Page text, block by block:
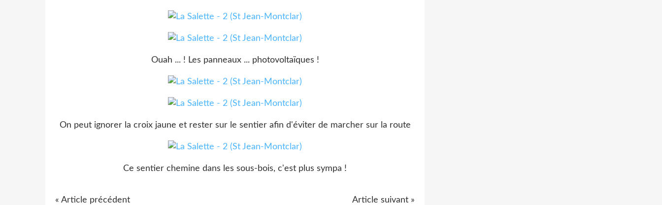
Ouah ... ! Les panneaux ... photovoltaïques !
On peut ignorer la croix jaune et rester sur le sentier afin d'éviter de marcher sur la route
Ce sentier chemine dans les sous-bois, c'est plus sympa !
« Article précédent Article suivant »